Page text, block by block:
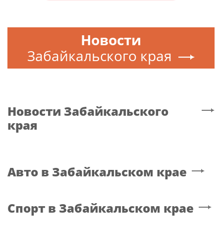
Новости
Забайкальского края
Новости Забайкальского
края
Авто в Забайкальском крае
Спорт в Забайкальском крае